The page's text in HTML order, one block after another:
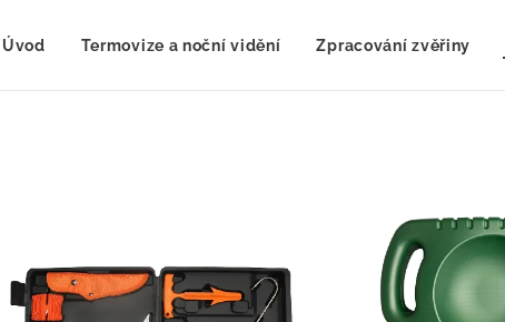
Úvod Termovize a noční vidění Zpracování zvěřiny